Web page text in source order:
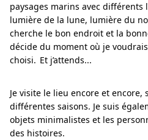
paysages marins avec
lumière de la lune, lumière du
cherche le bon endroit et la
décide du moment où je
choisi. Et j’attends...
Je visite le lieu encore et encore,
différentes saisons. Je suis
objets minimalistes et les
des histoires.